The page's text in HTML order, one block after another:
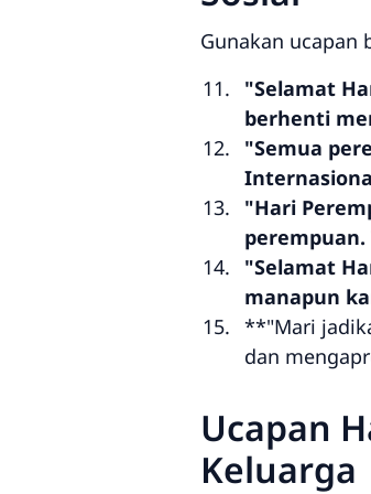
Gunakan
"Selamat
berhenti
"Semua
"Hari
"Selamat
manapun
**"Mari
dan
Ucapan
Keluarga